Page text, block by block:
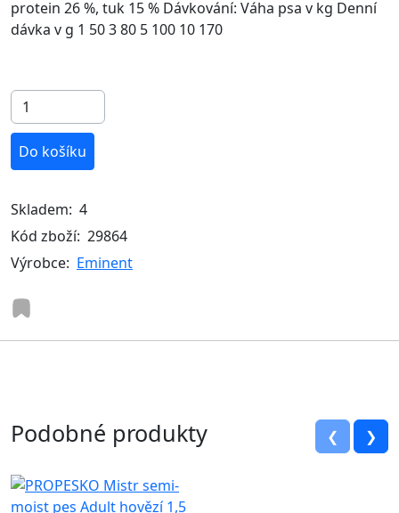
protein 26 %, tuk 15 % Dávkování: Váha psa v kg Denní
dávka v g 1 50 3 80 5 100 10 170
Do košíku
Skladem: 4
Kód zboží: 29864
Výrobce: Eminent
Podobné produkty ❮ ❯